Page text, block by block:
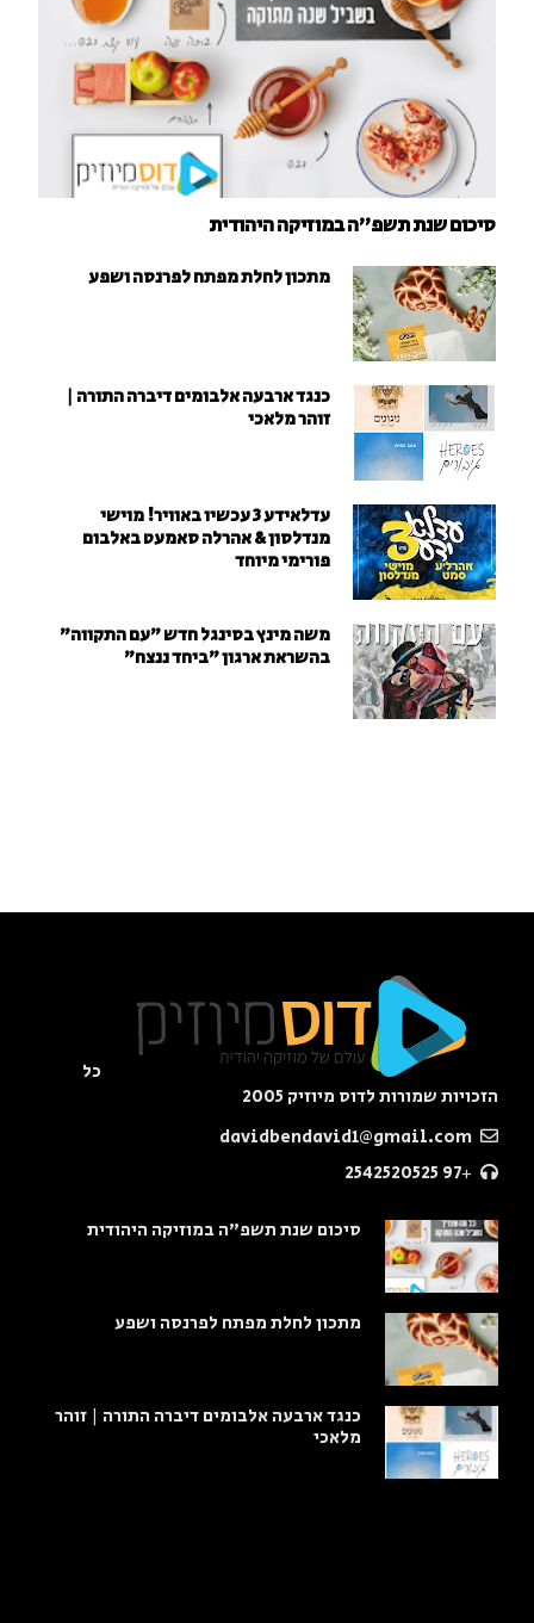
סיכום שנת תשפ"ה במוזיקה היהודית
מתכון לחלת מפתח לפרנסה ושפע
כנגד ארבעה אלבומים דיברה התורה |
זוהר מלאכי
עדלאידע 3 עכשיו באוויר! מוישי
מנדלסון & אהרלה סאמעט באלבום
פורימי מיוחד
משה מינץ בסינגל חדש ״עם התקווה״
בהשראת ארגון "ביחד ננצח"
כל
הזכויות שמורות לדוס מיוזיק 2005
+97 2542520525
סיכום שנת תשפ"ה במוזיקה היהודית
מתכון לחלת מפתח לפרנסה ושפע
כנגד ארבעה אלבומים דיברה התורה | זוהר
מלאכי